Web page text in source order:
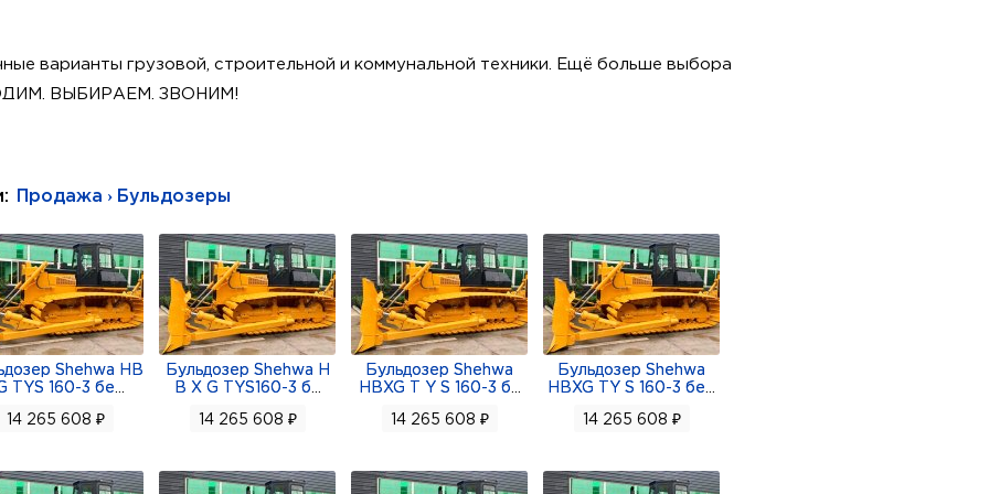
варианты грузовой, строительной и коммунальной техники. Ещё больше выбора
ВЫБИРАЕМ, ЗВОНИМ!
другие виды бульдозеров различных характеристик.
0-3.29 / 0-5.82 / 0-9.63 км/ч
4.28 / 0-7.59 / 0-12.53 км/ч
кг
(Tilt)
об/мин
с гидравлическим переключением под нагрузкой (3 вперед/3 назад)
Продажа › Бульдозеры
Shehwa HB
TYS 160-3 бе
14 265 608 ₽
Бульдозер Shehwa H
B X G TYS160-3 б
14 265 608 ₽
Бульдозер Shehwa
HBXG T Y S 160-3 б
14 265 608 ₽
Бульдозер Shehwa
HBXG TY S 160-3 бе
14 265 608 ₽